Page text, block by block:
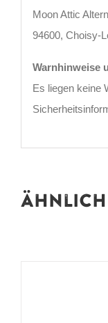
Moon Attic
94600, Choisy-
Warnhinweise
Es liegen keine